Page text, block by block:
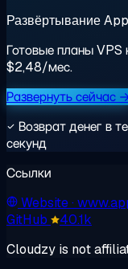
Развёртывание
Готовые планы
$2,48/мес.
Развернуть сейчас
Возврат денег в
секунд
Ссылки
Website·
GitHub
40.1k
Cloudzy is not